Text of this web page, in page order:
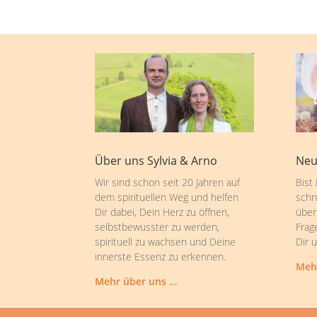
Über uns Sylvia & Arno
Wir sind schon seit 20 Jahren auf
dem spirituellen Weg und helfen
Dir dabei, Dein Herz zu öffnen,
selbstbewusster zu werden,
spirituell zu wachsen und Deine
innerste Essenz zu erkennen.
Mehr über uns …
Bist
Dir